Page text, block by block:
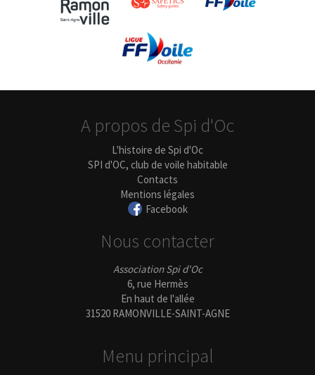
A propos de Spi d'Oc
L'histoire de Spi d'Oc
SPI d'OC, club de voile habitable
Contacts
Mentions légales
Facebook
Nous contacter
Association Spi d'Oc
6, rue Hermès
En haut de l'allée
31520 RAMONVILLE-SAINT-AGNE
Menu principal